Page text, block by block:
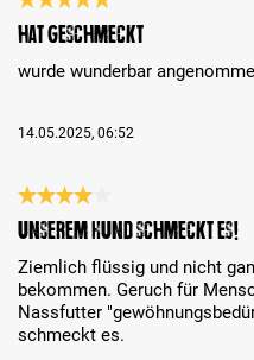
Bewertung mit 5 von 5 Sternen
hat geschmeckt
wurde wunderbar
14.05.2025, 06:52
Bewertung mit 4 von 5 Sternen
Unserem Hund schmeckt es!
Ziemlich flüssig und nicht
bekommen. Geruch für
Nassfutter
schmeckt es.